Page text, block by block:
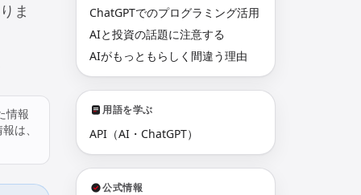
ま
情報
は、
ChatGPTでのプログラミング活用
AIと投資の話題に注意する
AIがもっともらしく間違う理由
用語を学ぶ
API（AI・ChatGPT）
公式情報